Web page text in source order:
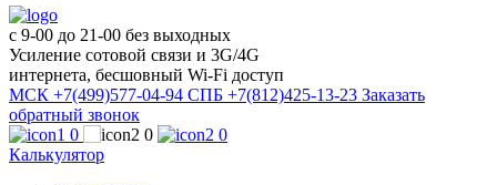
с 9-00 до 21-00 без выходных
Усиление сотовой связи и 3G/4G
интернета, бесшовный Wi-Fi доступ
МСК +7(499)577-04-94 СПБ +7(812)425-13-23 Заказать
обратный звонок
0
0
0
Калькулятор